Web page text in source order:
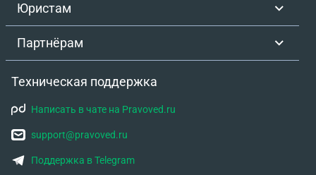
Юристам
Партнёрам
Техническая поддержка
Написать в чате на Pravoved.ru
support@pravoved.ru
Поддержка в Telegram